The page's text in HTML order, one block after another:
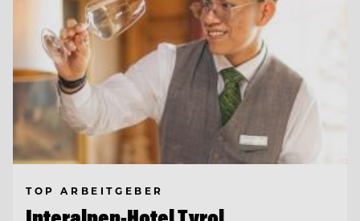
TOP ARBEITGEBER